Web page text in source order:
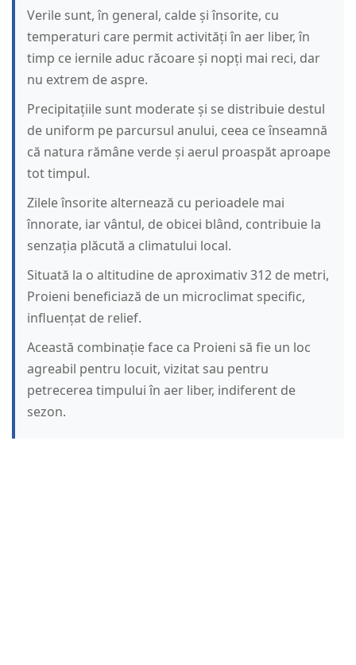
Verile sunt, în general, calde și însorite, cu
temperaturi care permit activități în aer liber, în
timp ce iernile aduc răcoare și nopți mai reci, dar
nu extrem de aspre.
Precipitațiile sunt moderate și se distribuie destul
de uniform pe parcursul anului, ceea ce înseamnă
că natura rămâne verde și aerul proaspăt aproape
tot timpul.
Zilele însorite alternează cu perioadele mai
înnorate, iar vântul, de obicei blând, contribuie la
senzația plăcută a climatului local.
Situată la o altitudine de aproximativ 312 de metri,
Proieni beneficiază de un microclimat specific,
influențat de relief.
Această combinație face ca Proieni să fie un loc
agreabil pentru locuit, vizitat sau pentru
petrecerea timpului în aer liber, indiferent de
sezon.